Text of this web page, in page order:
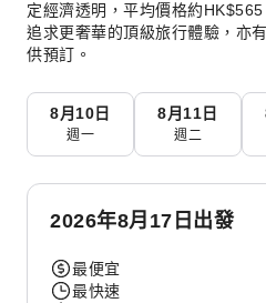
定經濟透明，平均價格約
追求更奢華的頂級旅行體驗，亦
供預訂。
8月10日
週一
8月11日
週二
2026年8月17日出發
最便宜
最快速